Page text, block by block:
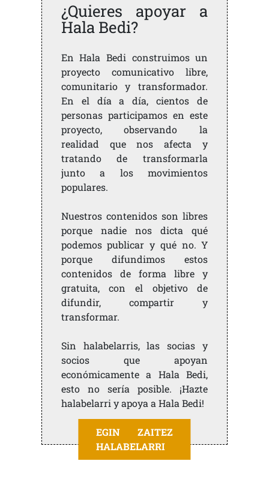
¿Quieres apoyar a
Hala Bedi?
En Hala Bedi construimos un
proyecto comunicativo libre,
comunitario y transformador.
En el día a día, cientos de
personas participamos en este
proyecto, observando la
realidad que nos afecta y
tratando de transformarla
junto a los movimientos
populares.
Nuestros contenidos son libres
porque nadie nos dicta qué
podemos publicar y qué no. Y
porque difundimos estos
contenidos de forma libre y
gratuita, con el objetivo de
difundir, compartir y
transformar.
Sin halabelarris, las socias y
socios que apoyan
económicamente a Hala Bedi,
esto no sería posible. ¡Hazte
halabelarri y apoya a Hala Bedi!
EGIN ZAITEZ
HALABELARRI